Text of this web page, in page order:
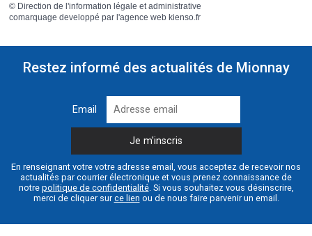
© Direction de l'information légale et administrative
comarquage developpé par l'agence web kienso.fr
Restez informé des actualités de Mionnay
Email
En renseignant votre votre adresse email, vous acceptez de recevoir nos
actualités par courrier électronique et vous prenez connaissance de
notre politique de confidentialité. Si vous souhaitez vous désinscrire,
merci de cliquer surce lien ou de nous faire parvenir un email.